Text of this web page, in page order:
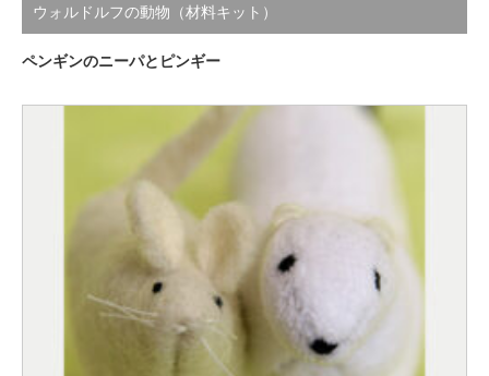
ウォルドルフの動物（材料キット）
ペンギンのニーパとピンギー